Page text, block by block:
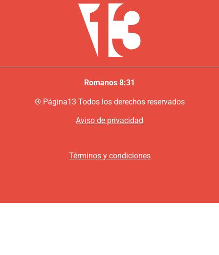
Romanos 8:31
® Página13 Todos los derechos reservados
Aviso de privacidad
Términos y condiciones